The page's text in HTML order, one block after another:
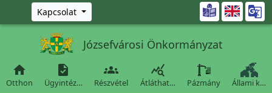
Ugrás a fő tartalomra
Kapcsolat 
Józsefvárosi Önkormányzat

Otthon

Ügyintéz…

Részvétel

Átláthat… Pázmány Állami k…